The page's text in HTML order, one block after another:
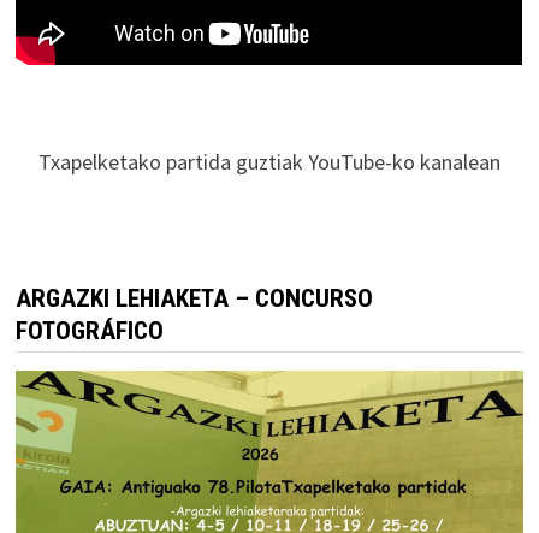
Txapelketako partida guztiak YouTube-ko kanalean
ARGAZKI LEHIAKETA – CONCURSO
FOTOGRÁFICO